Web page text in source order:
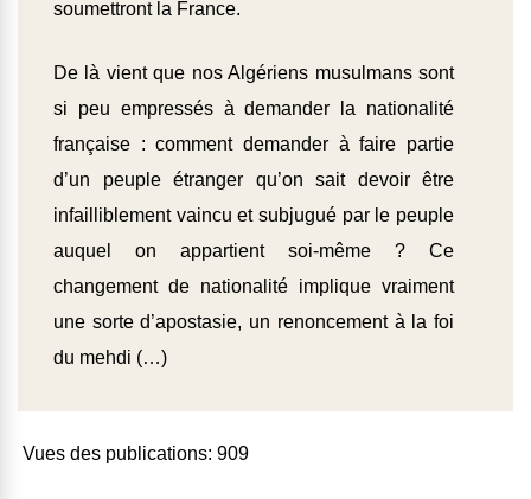
soumettront la France.
De là vient que nos Algériens musulmans sont
si peu empressés à demander la nationalité
française : comment demander à faire partie
d’un peuple étranger qu’on sait devoir être
infailliblement vaincu et subjugué par le peuple
auquel on appartient soi-même ? Ce
changement de nationalité implique vraiment
une sorte d’apostasie, un renoncement à la foi
du mehdi (…)
Vues des publications: 909